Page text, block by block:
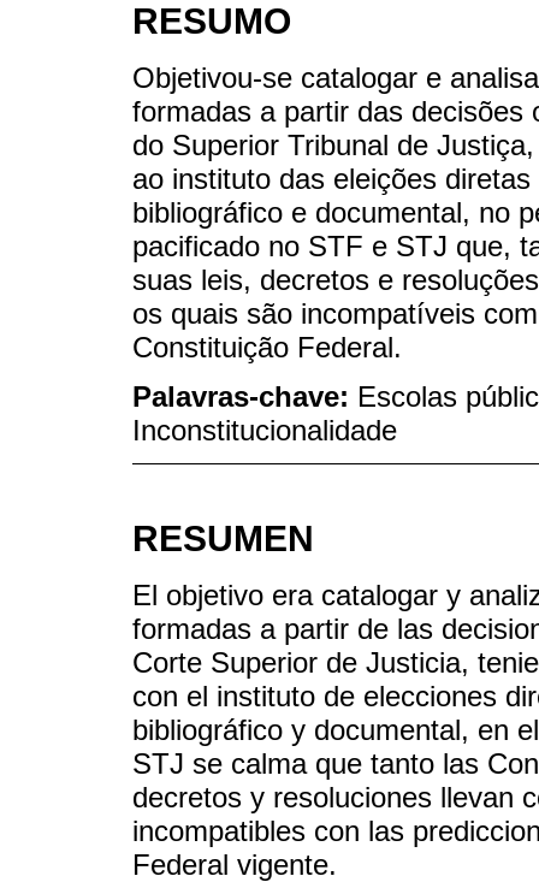
RESUMO
Objetivou-se catalogar e
formadas a partir das decisões
do Superior Tribunal de
ao instituto das eleições
bibliográfico e documental, no
pacificado no STF e STJ que,
suas leis, decretos e
os quais são incompatíveis
Constituição Federal.
Palavras-chave: Escolas
Inconstitucionalidade
RESUMEN
El objetivo era catalogar y
formadas a partir de las
Corte Superior de Justicia,
con el instituto de elecciones
bibliográfico y documental, en
STJ se calma que tanto las
decretos y resoluciones llevan
incompatibles con las
Federal vigente.